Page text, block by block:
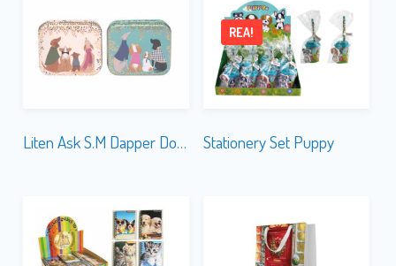
Liten Ask S.M Dapper Dogs Stationery Set Puppy
REA!